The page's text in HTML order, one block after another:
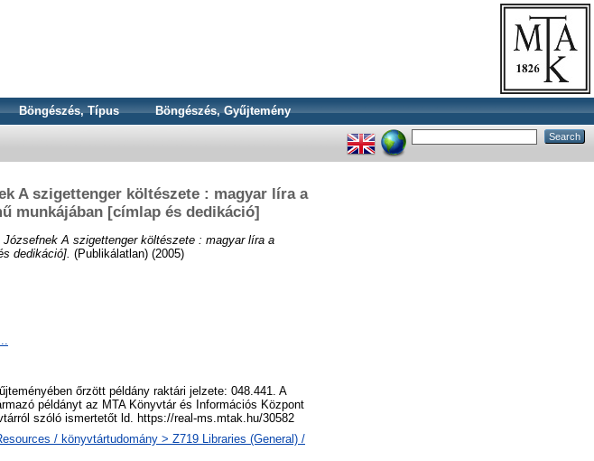
Böngészés, Típus Böngészés, Gyűjtemény
A szigettenger költészete : magyar líra a
munkájában [címlap és dedikáció]
A szigettenger költészete : magyar líra a
dedikáció]. (Publikálatlan) (2005)
őrzött példány raktári jelzete: 048.441. A
példányt az MTA Könyvtár és Információs Központ
szóló ismertetőt ld. https://real-ms.mtak.hu/30582
/ könyvtártudomány > Z719 Libraries (General) /